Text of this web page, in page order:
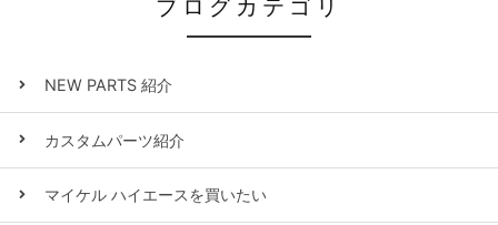
ブログカテゴリ
NEW PARTS 紹介
カスタムパーツ紹介
マイケル ハイエースを買いたい